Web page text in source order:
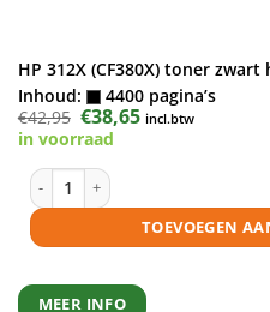
HP 312X (CF380X) toner
Inhoud:
4400 pagina’s
€42,95 Oorspronkelijke
prijs
was:
€38,65Huidige
prijs
incl.btw
in voorraad
HP 312X (CF380X) toner zwart
TOEVOEGEN
MEER INFO